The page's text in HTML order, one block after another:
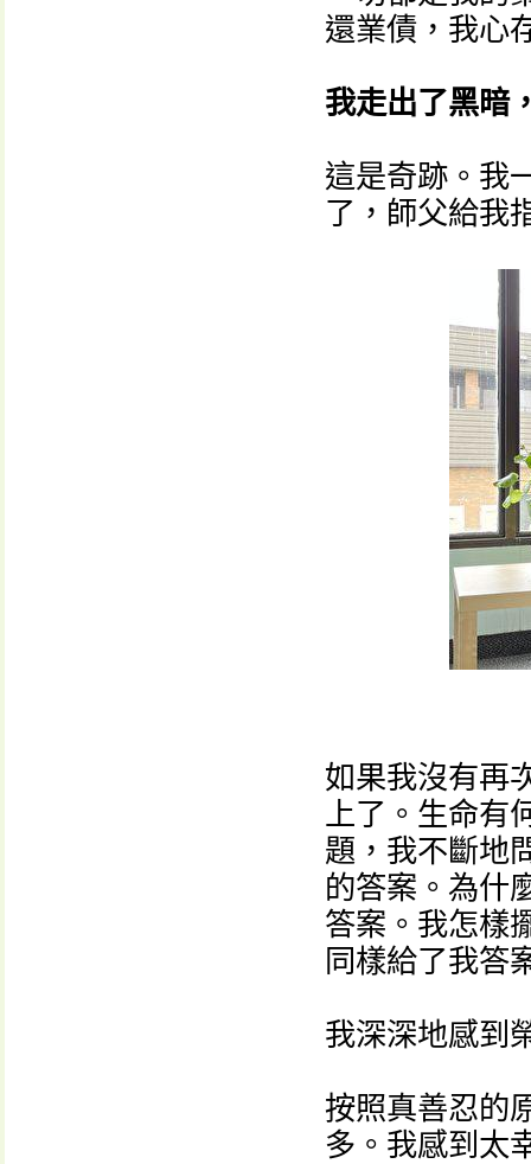
還業債，我心
我走出了黑暗
這是奇跡。我
了，師父給我
如果我沒有再
上了。生命有
題，我不斷地
的答案。為什
答案。我怎樣
同樣給了我答
我深深地感到
按照真善忍的
多。我感到太